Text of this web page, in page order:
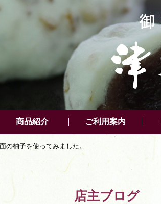
商品紹介 ご利用案内
の柚子を使ってみました。
店主ブログ